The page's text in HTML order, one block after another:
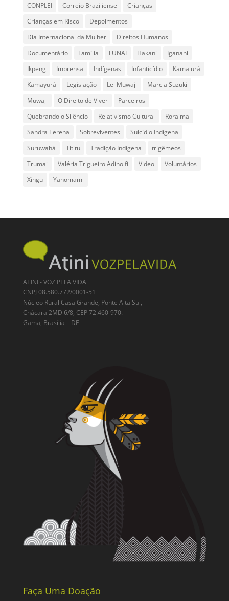
CONPLEI
Correio Braziliense
Crianças
Crianças em Risco
Depoimentos
Dia Internacional da Mulher
Direitos Humanos
Documentário
Família FUNAI Hakani
Iganani
Ikpeng
Imprensa Indígenas Infanticídio
Kamaiurá
Kamayurá
Legislação Lei Muwaji
Marcia Suzuki
Muwaji
O Direito de Viver
Parceiros
Quebrando o Silêncio
Relativismo Cultural
Roraima
Sandra Terena
Sobreviventes
Suicídio Indígena
Suruwahá
Tititu Tradição Indígena
trigêmeos
Trumai
Valéria Trigueiro Adinolfi Video
Voluntários
Xingu
Yanomami
ATINI - VOZ PELA VIDA
CNPJ 08.580.772/0001-51
Núcleo Rural Casa Grande, Ponte Alta Sul,
Chácara 2MD 6/8, CEP 72.460-970.
Gama, Brasília – DF
Faça Uma Doação